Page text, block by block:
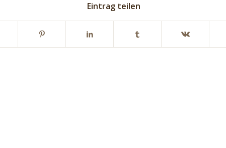
Eintrag teilen